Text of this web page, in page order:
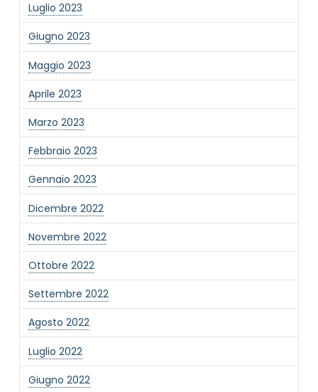
Luglio 2023
Giugno 2023
Maggio 2023
Aprile 2023
Marzo 2023
Febbraio 2023
Gennaio 2023
Dicembre 2022
Novembre 2022
Ottobre 2022
Settembre 2022
Agosto 2022
Luglio 2022
Giugno 2022